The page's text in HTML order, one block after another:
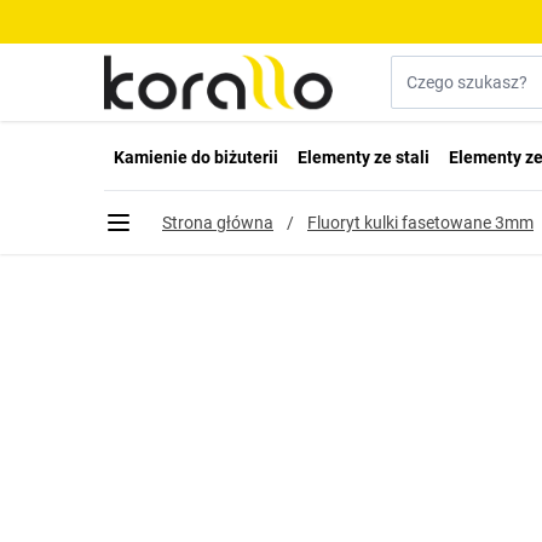
Kamienie do biżuterii Elementy ze stali Elementy
Strona główna / Fluoryt kulki fasetowane 3mm